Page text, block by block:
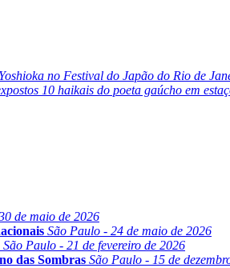
no Festival do Japão do Rio de
10 haikais do poeta gaúcho em
de maio de 2026
São Paulo - 24 de maio de 2026
São Paulo - 21 de fevereiro de 2026
das Sombras São Paulo - 15 de